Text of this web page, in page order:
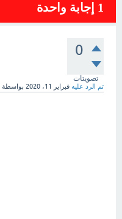
1 إجابة واحدة
0
تصويتات
تم الرد عليه فبراير 11، 2020 بواسطة